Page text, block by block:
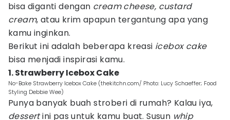
bisa diganti dengan cream cheese, custard
cream, atau krim apapun tergantung apa yang
kamu inginkan.
Berikut ini adalah beberapa kreasi icebox cake
bisa menjadi inspirasi kamu.
1. Strawberry Icebox Cake
No-Bake Strawberry Icebox Cake (thekitchn.com/ Photo: Lucy Schaeffer; Food
Styling Debbie Wee)
Punya banyak buah stroberi di rumah? Kalau iya,
dessertini pas untuk kamu buat. Susun whip